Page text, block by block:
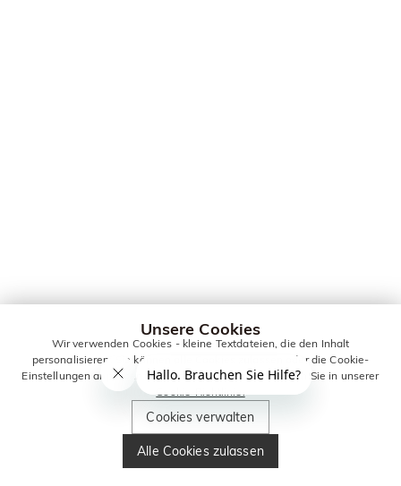
Unsere Cookies
Wir verwenden Cookies - kleine Textdateien, die den Inhalt
personalisieren. Sie können alle Cookies zulassen oder die Cookie-
Einstellungen anpassen. Weitere Informationen erhalten Sie in unserer
Cookie-Richtlinie.
Cookies verwalten
Alle Cookies zulassen